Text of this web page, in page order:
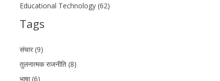
Educational Technology (62)
Tags
संचार (9)
तुलनात्मक राजनीति (8)
भाषा (6)